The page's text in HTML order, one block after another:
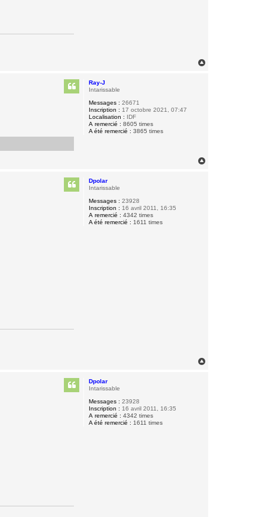
Ray-J
Intarissable
Messages : 26671
Inscription : 17 octobre 2021, 07:47
Localisation : IDF
A remercié : 8605 times
A été remercié : 3865 times
Dpolar
Intarissable
Messages : 23928
Inscription : 16 avril 2011, 16:35
A remercié : 4342 times
A été remercié : 1611 times
Dpolar
Intarissable
Messages : 23928
Inscription : 16 avril 2011, 16:35
A remercié : 4342 times
A été remercié : 1611 times